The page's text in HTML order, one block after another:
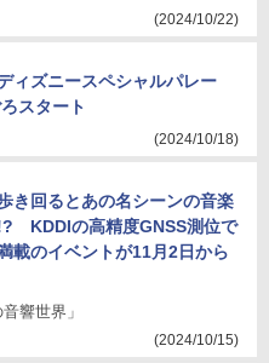
(2024/10/22)
ィズニースペシャルパレー
スタート
(2024/10/18)
き回るとあの名シーンの音楽
KDDIの高精度GNSS測位で
載のイベントが11月2日から
響世界」
(2024/10/15)